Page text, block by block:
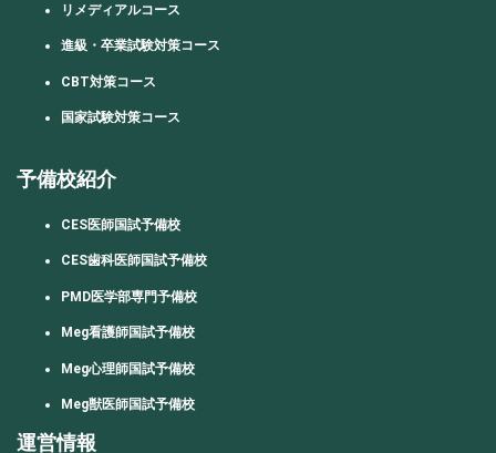
リメディアルコース
進級・卒業試験対策コース
CBT対策コース
国家試験対策コース
予備校紹介
CES医師国試予備校
CES歯科医師国試予備校
PMD医学部専門予備校
Meg看護師国試予備校
Meg心理師国試予備校
Meg獣医師国試予備校
運営情報